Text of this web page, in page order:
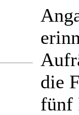
die
fünf